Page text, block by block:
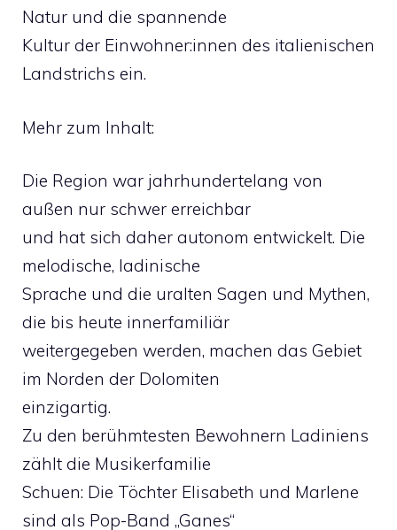
Natur und die spannende
Kultur der Einwohner:innen des italienischen
Landstrichs ein.
Mehr zum Inhalt:
Die Region war jahrhundertelang von
außen nur schwer erreichbar
und hat sich daher autonom entwickelt. Die
melodische, ladinische
Sprache und die uralten Sagen und Mythen,
die bis heute innerfamiliär
weitergegeben werden, machen das Gebiet
im Norden der Dolomiten
einzigartig.
Zu den berühmtesten Bewohnern Ladiniens
zählt die Musikerfamilie
Schuen: Die Töchter Elisabeth und Marlene
sind als Pop-Band „Ganes“